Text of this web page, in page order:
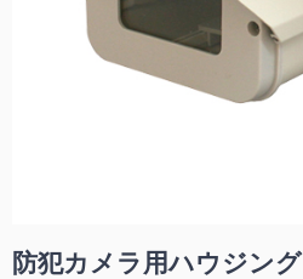
防犯カメラ用ハウジング